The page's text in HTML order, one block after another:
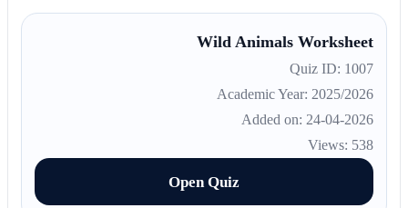
Wild Animals Worksheet
Quiz ID: 1007
Academic Year: 2025/2026
Added on: 24-04-2026
Views: 538
Open Quiz